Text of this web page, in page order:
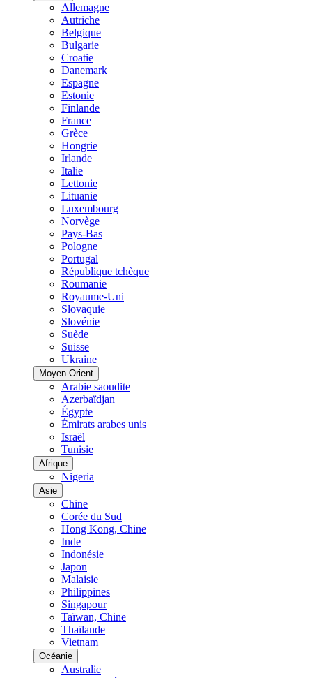
Allemagne
Autriche
Belgique
Bulgarie
Croatie
Danemark
Espagne
Estonie
Finlande
France
Grèce
Hongrie
Irlande
Italie
Lettonie
Lituanie
Luxembourg
Norvège
Pays-Bas
Pologne
Portugal
République tchèque
Roumanie
Royaume-Uni
Slovaquie
Slovénie
Suède
Suisse
Ukraine
Moyen-Orient
Arabie saoudite
Azerbaïdjan
Égypte
Émirats arabes unis
Israël
Tunisie
Afrique
Nigeria
Asie
Chine
Corée du Sud
Hong Kong, Chine
Inde
Indonésie
Japon
Malaisie
Philippines
Singapour
Taïwan, Chine
Thaïlande
Vietnam
Océanie
Australie